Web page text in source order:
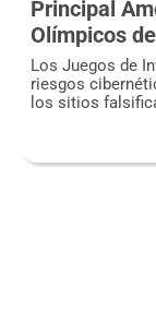
Principal
Olímpicos
Los Juegos de
riesgos
los sitios